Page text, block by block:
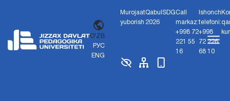
O'ZB
РУС
ENG
Murojaat
yuborish
Qabul
2026
SDGCall
markaz:
+998 72
221 55
16
Ishonch
telefoni:
+998
72 226
68 10